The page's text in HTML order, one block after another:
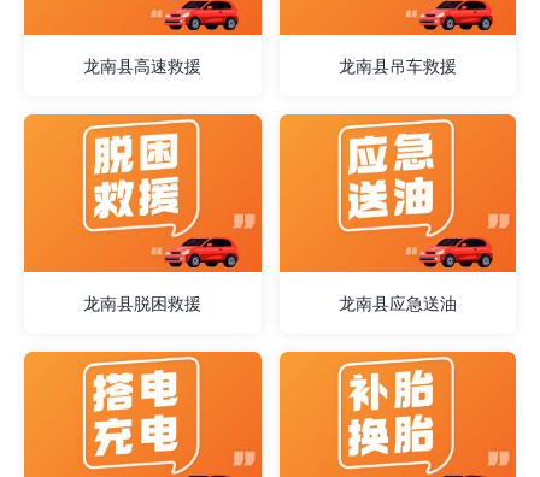
龙南县高速救援 龙南县吊车救援
龙南县脱困救援 龙南县应急送油